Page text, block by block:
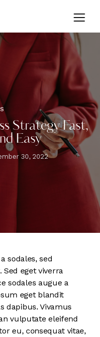
Strategy Fast,
Easy
30, 2022
sodales, sed
eget viverra
sodales augue a
eget blandit
dapibus. Vivamus
vulputate eleifend
eu, consequat vitae,